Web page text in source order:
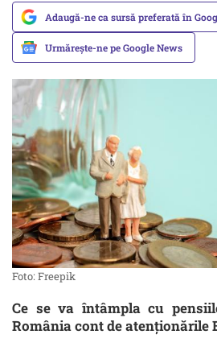
Adaugă-ne ca sursă preferată în
Urmărește-ne pe Google News
Foto: Freepik
Ce se va întâmpla cu
România cont de atenţionările